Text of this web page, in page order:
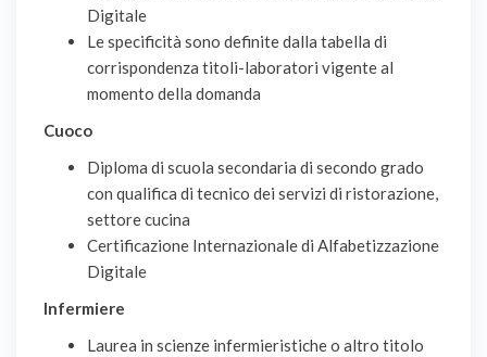
Digitale
Le specificità sono definite dalla tabella di
corrispondenza titoli-laboratori vigente al
momento della domanda
Cuoco
Diploma di scuola secondaria di secondo grado
con qualifica di tecnico dei servizi di ristorazione,
settore cucina
Certificazione Internazionale di Alfabetizzazione
Digitale
Infermiere
Laurea in scienze infermieristiche o altro titolo